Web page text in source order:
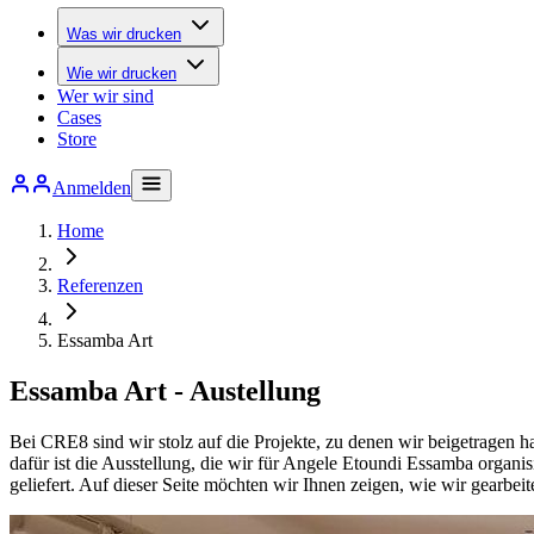
Was wir drucken
Wie wir drucken
Wer wir sind
Cases
Store
Anmelden
Home
Referenzen
Essamba Art
Essamba Art - Austellung
Bei CRE8 sind wir stolz auf die Projekte, zu denen wir beigetragen
dafür ist die Ausstellung, die wir für Angele Etoundi Essamba
geliefert. Auf dieser Seite möchten wir Ihnen zeigen, wie wir